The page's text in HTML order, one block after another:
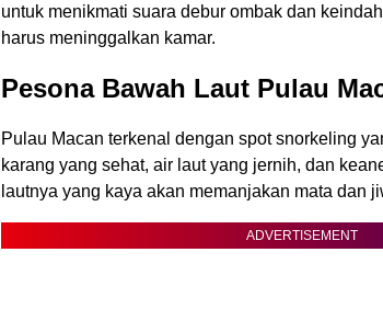
untuk menikmati suara debur ombak dan
harus meninggalkan kamar.
Pesona Bawah Laut Pulau
Pulau Macan terkenal dengan spot snorkeling
karang yang sehat, air laut yang jernih, dan
lautnya yang kaya akan memanjakan mata dan
ADVERTISEMENT